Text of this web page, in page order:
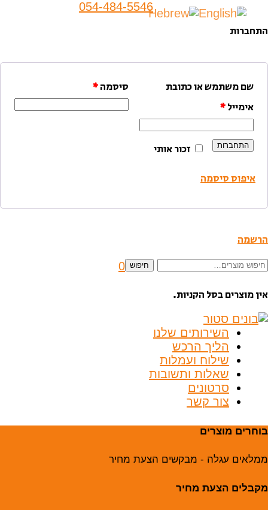
054-484-5546
התחברות
שם משתמש או כתובת
אימייל*
סיסמה*
זכור אותי התחברות
איפוס סיסמה
הרשמה
חיפוש
חיפוש 0
אין מוצרים בסל הקניות.
השירותים שלנו
הליך הרכש
שילוח ועמלות
שאלות ותשובות
סרטונים
צור קשר
בוחרים מוצרים
ממלאים עגלה - מבקשים הצעת מחיר
מקבלים הצעת מחיר